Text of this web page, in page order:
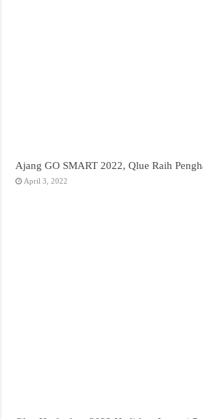
Ajang GO SMART 2022, Qlue Raih
April 3, 2022